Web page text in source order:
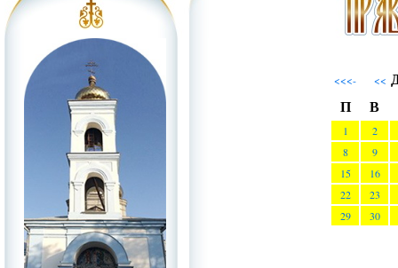
<<<- <<
П
В
1
2
8
9
15
16
22
23
29
30